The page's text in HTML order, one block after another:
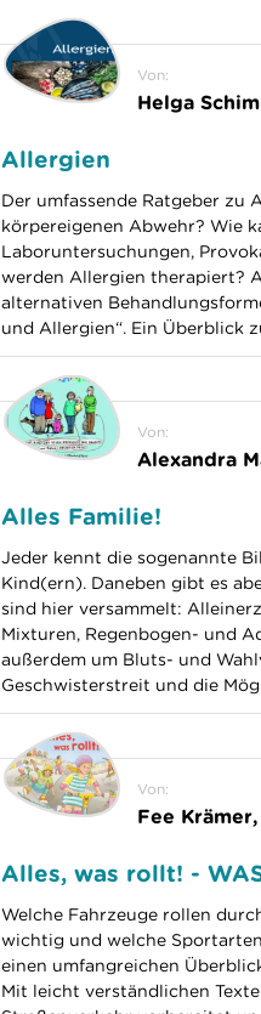
Von:
Helga
Allergien
Der umfassende Ratgeber zu
körpereigenen Abwehr? Wie
Laboruntersuchungen,
werden Allergien therapiert?
alternativen
und Allergien“. Ein Überblick
Von:
Alexandra
Alles Familie!
Jeder kennt die sogenannte
Kind(ern). Daneben gibt es
sind hier versammelt:
Mixturen, Regenbogen- und
außerdem um Bluts- und
Geschwisterstreit und die
Von:
Fee
Alles, was rollt! -
Welche Fahrzeuge rollen
wichtig und welche
einen umfangreichen
Mit leicht verständlichen